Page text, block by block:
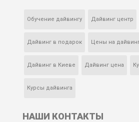
Обучение дайвингу Дайвинг центр
Дайвинг в подарок Цены на
Дайвинг в Киеве Дайвинг цена
Курсы дайвинга
НАШИ КОНТАКТЫ